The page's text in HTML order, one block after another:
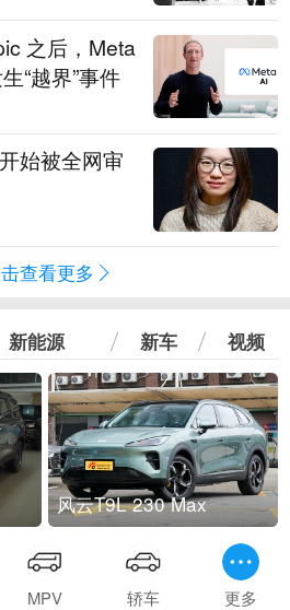
之后，Meta
“越界”事件
始被全网审
查看更多
新能源 新车 视频
风云T9L 230 Max
MPV 轿车 更多